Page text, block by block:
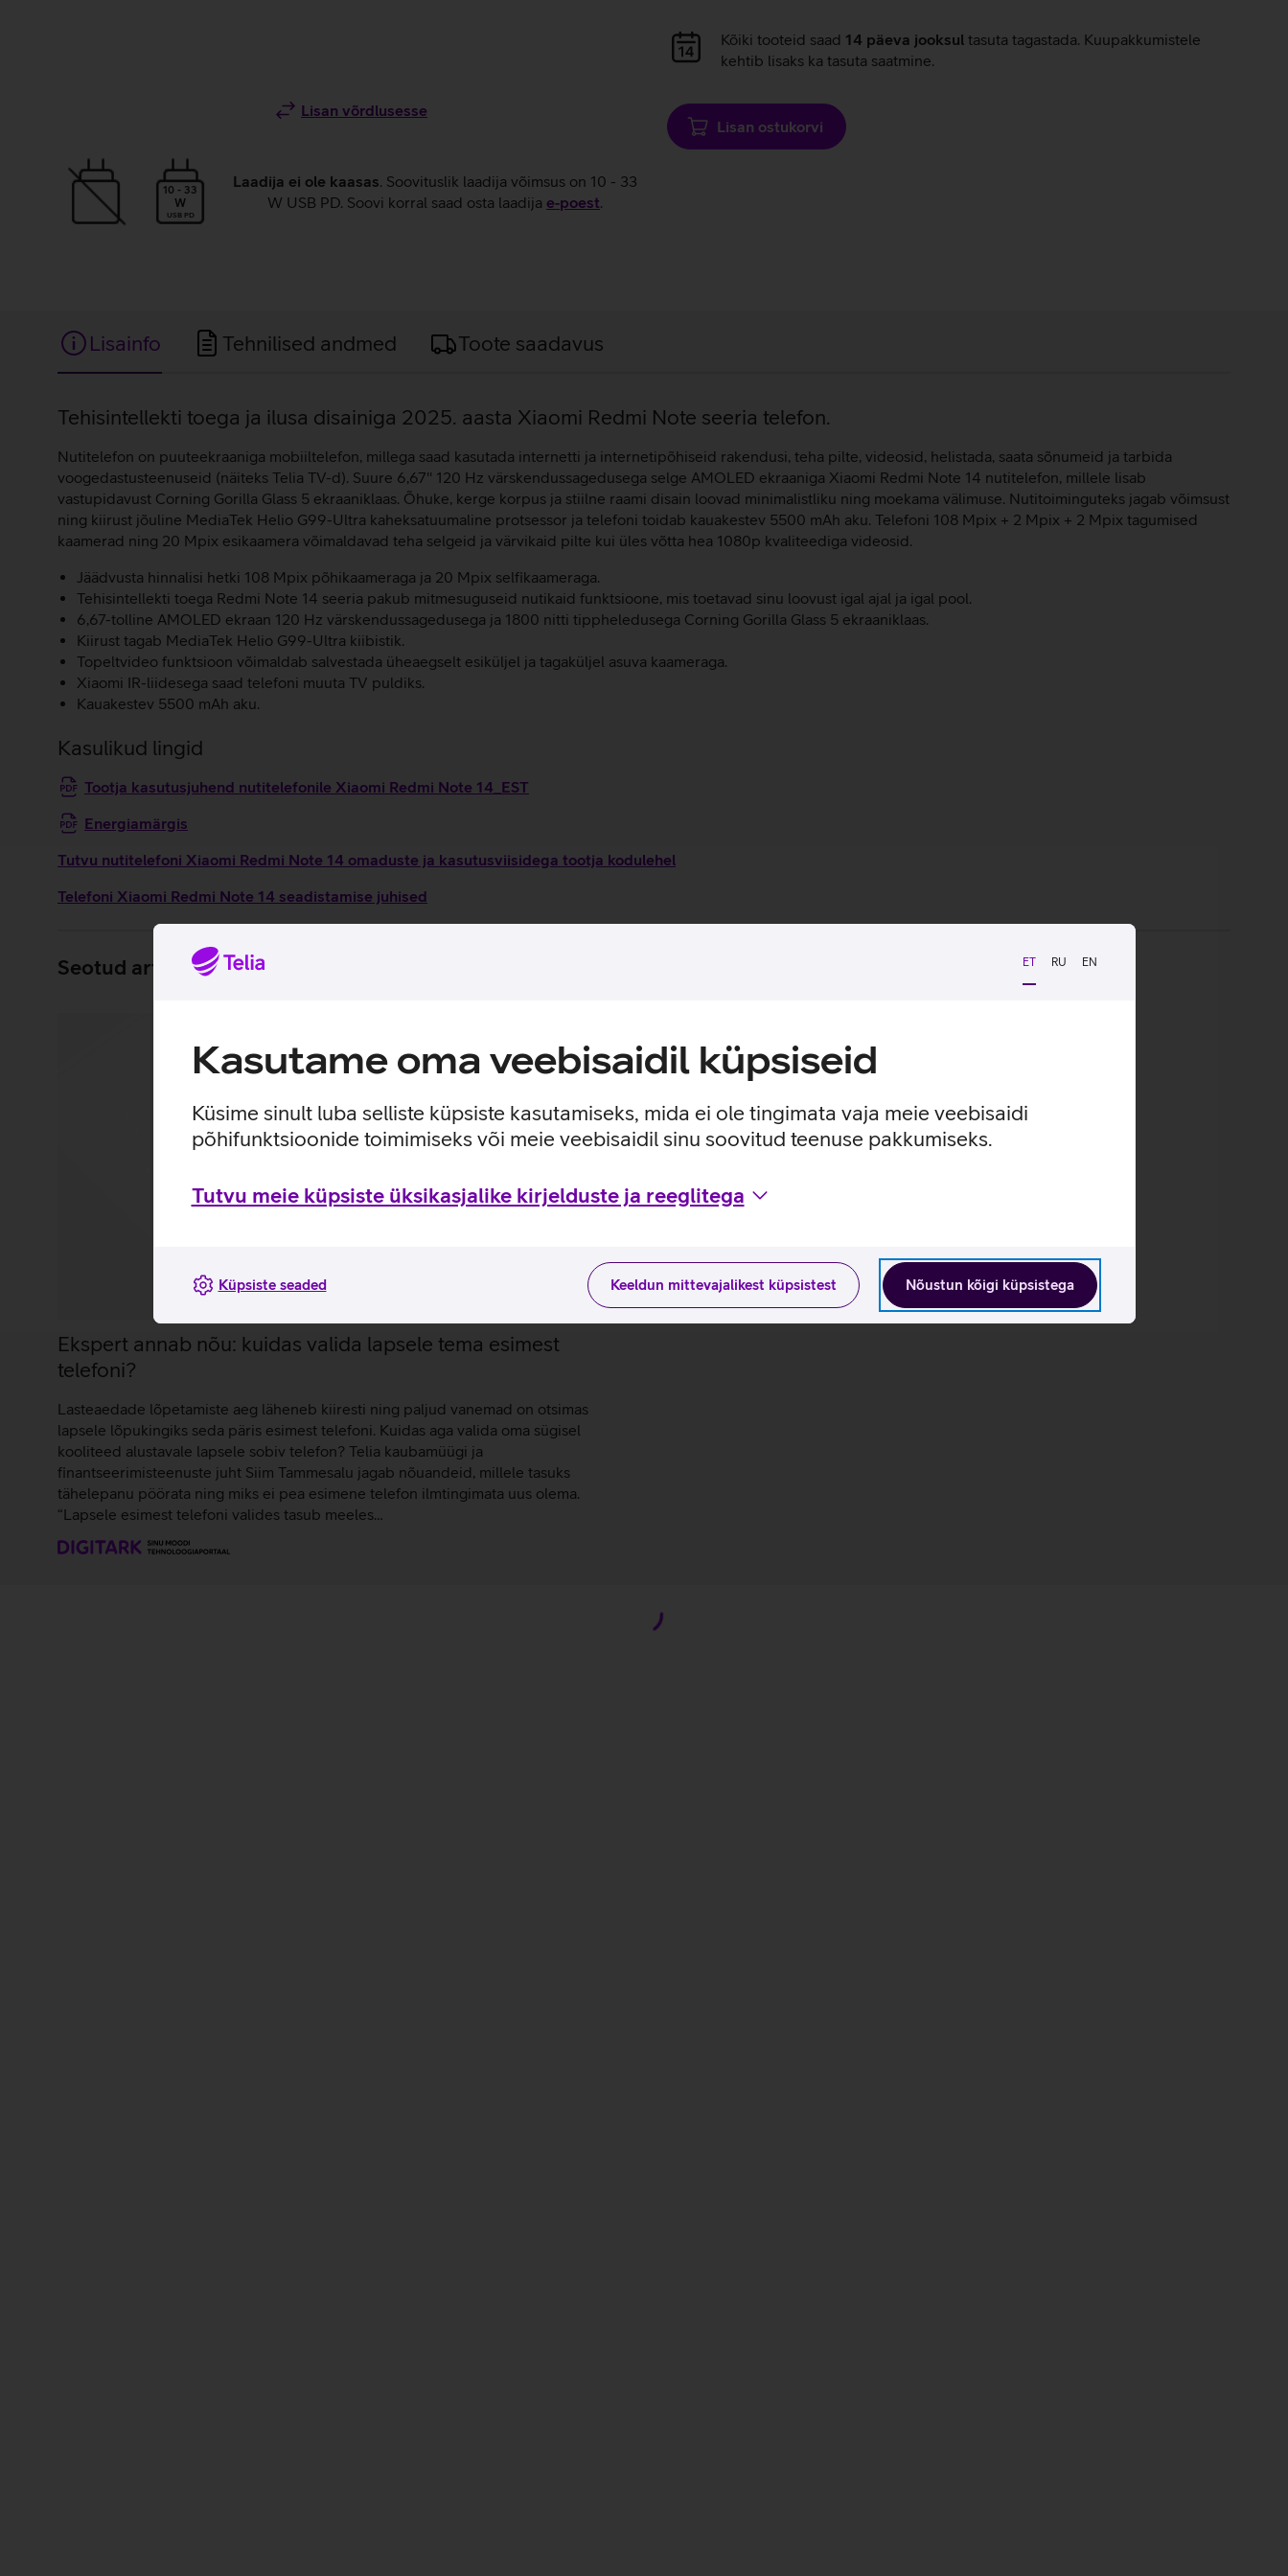
ET RU EN
Kasutame oma veebisaidil küpsiseid
Küsime sinult luba selliste küpsiste kasutamiseks, mida ei ole tingimata vaja meie veebisaidi
põhifunktsioonide toimimiseks või meie veebisaidil sinu soovitud teenuse pakkumiseks.
Tutvu meie küpsiste üksikasjalike kirjelduste ja reeglitega
Nõustun kõigi küpsistega
Keeldun mittevajalikest küpsistest
Küpsiste seaded
Lisan võrdlusesse
10 - 33
W
USB PD
Laadija ei ole kaasas. Soovituslik laadija võimsus on 10 - 33
W USB PD. Soovi korral saad osta laadija e‑poest.
Andmete
laadimine
Kõiki tooteid saad 14 päeva jooksul tasuta tagastada. Kuupakkumistele
kehtib lisaks ka tasuta saatmine.
Lisan ostukorvi
Lisainfo Tehnilised andmed Toote saadavus
Lisainfo
Tehisintellekti toega ja ilusa disainiga 2025. aasta Xiaomi Redmi Note seeria telefon.
Nutitelefon on puuteekraaniga mobiiltelefon, millega saad kasutada internetti ja internetipõhiseid rakendusi, teha pilte, videosid, helistada, saata sõnumeid ja tarbida
voogedastusteenuseid (näiteks Telia TV-d). Suure 6,67'' 120 Hz värskendussagedusega selge AMOLED ekraaniga Xiaomi Redmi Note 14 nutitelefon, millele lisab
vastupidavust Corning Gorilla Glass 5 ekraaniklaas. Õhuke, kerge korpus ja stiilne raami disain loovad minimalistliku ning moekama välimuse. Nutitoiminguteks jagab võimsust
ning kiirust jõuline MediaTek Helio G99-Ultra kaheksatuumaline protsessor ja telefoni toidab kauakestev 5500 mAh aku. Telefoni 108 Mpix + 2 Mpix + 2 Mpix tagumised
kaamerad ning 20 Mpix esikaamera võimaldavad teha selgeid ja värvikaid pilte kui üles võtta hea 1080p kvaliteediga videosid.
Jäädvusta hinnalisi hetki 108 Mpix põhikaameraga ja 20 Mpix selfikaameraga.
Tehisintellekti toega Redmi Note 14 seeria pakub mitmesuguseid nutikaid funktsioone, mis toetavad sinu loovust igal ajal ja igal pool.
6,67-tolline AMOLED ekraan 120 Hz värskendussagedusega ja 1800 nitti tippheledusega Corning Gorilla Glass 5 ekraaniklaas.
Kiirust tagab MediaTek Helio G99-Ultra kiibistik.
Topeltvideo funktsioon võimaldab salvestada üheaegselt esiküljel ja tagaküljel asuva kaameraga.
Xiaomi IR-liidesega saad telefoni muuta TV puldiks.
Kauakestev 5500 mAh aku.
Kasulikud lingid
Tootja kasutusjuhend nutitelefonile Xiaomi Redmi Note 14_EST
Energiamärgis
Tutvu nutitelefoni Xiaomi Redmi Note 14 omaduste ja kasutusviisidega tootja kodulehel
Telefoni Xiaomi Redmi Note 14 seadistamise juhised
Seotud artiklid ja videod
Ekspert annab nõu: kuidas valida lapsele tema esimest
telefoni?
Lasteaedade lõpetamiste aeg läheneb kiiresti ning paljud vanemad on otsimas
lapsele lõpukingiks seda päris esimest telefoni. Kuidas aga valida oma sügisel
kooliteed alustavale lapsele sobiv telefon? Telia kaubamüügi ja
finantseerimisteenuste juht Siim Tammesalu jagab nõuandeid, millele tasuks
tähelepanu pöörata ning miks ei pea esimene telefon ilmtingimata uus olema.
“Lapsele esimest telefoni valides tasub meeles…